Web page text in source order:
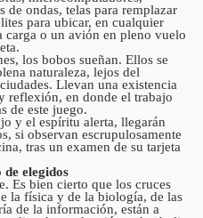
de ondas, telas para remplazar
para ubicar, en cualquier
carga o un avión en pleno vuelo
los bobos sueñan. Ellos se
naturaleza, lejos del
Llevan una existencia
reflexión, en donde el trabajo
de este juego.
y el espíritu alerta, llegarán
si observan escrupulosamente
tras un examen de su tarjeta
de elegidos
Es bien cierto que los cruces
la física y de la biología, de las
de la información, están a